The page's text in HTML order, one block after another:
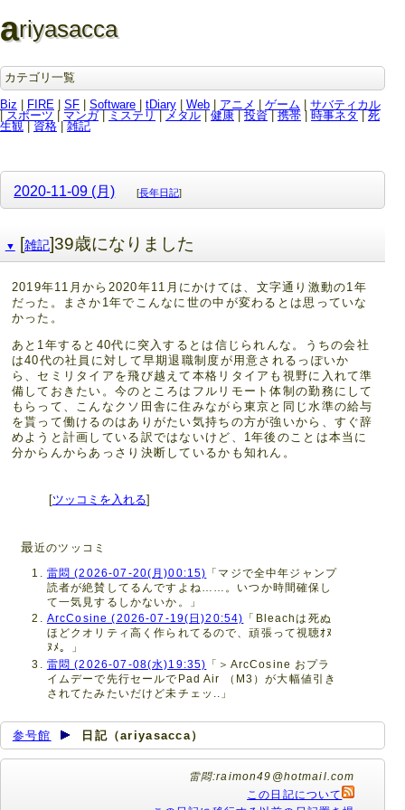
ariyasacca
カテゴリ一覧
Biz
FIRE SF Software tDiary Web アニメ ゲーム
サバティカル
スポーツ | マンガ| ミステリ メタル 健康 投資 携帯 | 時事ネタ
死
生観
資格| 雑記
2020-11-09 (月) [長年日記]
▼ [雑記]39歳になりました
2019年11月から2020年11月にかけては、文字通り激動の1年
だった。まさか1年でこんなに世の中が変わるとは思っていな
かった。
あと1年すると40代に突入するとは信じられんな。うちの会社
は40代の社員に対して早期退職制度が用意されるっぽいか
ら、セミリタイアを飛び越えて本格リタイアも視野に入れて準
備しておきたい。今のところはフルリモート体制の勤務にして
もらって、こんなクソ田舎に住みながら東京と同じ水準の給与
を貰って働けるのはありがたい気持ちの方が強いから、すぐ辞
めようと計画している訳ではないけど、1年後のことは本当に
分からんからあっさり決断しているかも知れん。
[ツッコミを入れる]
最近のツッコミ
雷悶 (2026-07-20(月)00:15)
「マジで全中年ジャンプ
読者が絶賛してるんですよね……。いつか時間確保し
て一気見するしかないか。」
ArcCosine (2026-07-19(日)20:54)
「Bleachは死ぬ
ほどクオリティ高く作られてるので、頑張って視聴ｵﾇ
ﾇﾒ。」
雷悶 (2026-07-08(水)19:35)
「＞ArcCosine おプラ
イムデーで先行セールでPad Air （M3）が大幅値引き
されてたみたいだけど未チェッ..」
参号館 日記（ariyasacca）
雷悶:raimon49@hotmail.com
この日記について